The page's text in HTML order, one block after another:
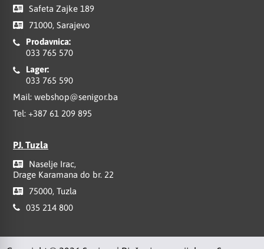
Safeta Zajke 189
71000, Sarajevo
Prodavnica:
033 765 570
Lager:
033 765 590
Mail: webshop@senigor.ba
Tel: +387 61 209 895
PJ. Tuzla
Naselje Irac,
Drage Karamana do br. 22
75000, Tuzla
035 214 800